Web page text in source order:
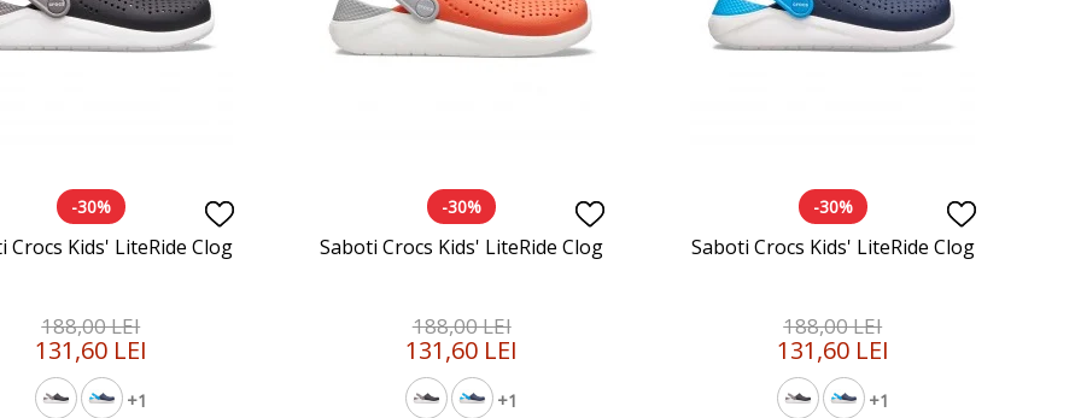
-30%
Crocs Kids' LiteRide Clog
+1
188,00 LEI
131,60 LEI
-30%
Saboti Crocs Kids' LiteRide Clog
+1
188,00 LEI
131,60 LEI
-30%
Saboti Crocs Kids' LiteRide Clog
+1
188,00 LEI
131,60 LEI